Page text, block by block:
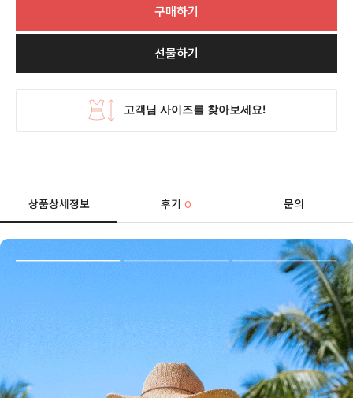
구매하기
선물하기
상품상세정보 후기0 문의